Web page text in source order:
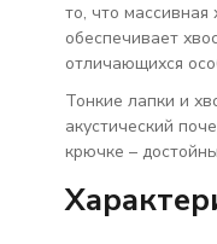
то, что
обеспечивает
отличающихся
Тонкие лапки и
акустический
крючке –